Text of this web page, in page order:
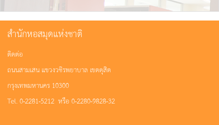
สำนักหอสมุดแห่งชาติ
ติดต่อ
ถนนสามเสน แขวงวชิรพยาบาล เขตดุสิต
กรุงเทพมหานคร 10300
Tel. 0-2281-5212 หรือ 0-2280-9828-32